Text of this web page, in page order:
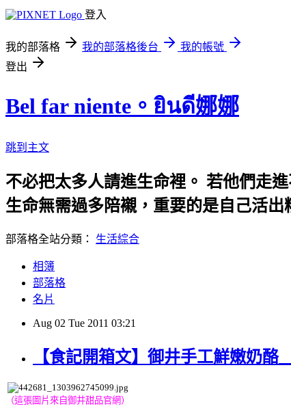
登入
我的部落格 我的部落格後台
我的帳號
登出
Bel far niente。ยินดี娜娜
跳到主文
不必把太多人請進生命裡。 若他們走
生命無需過多陪襯，重要的是自己活出
部落格全站分類： 生活綜合
相簿
部落格
名片
Aug 02 Tue 2011 03:21
【食記開箱文】御井手工鮮嫩奶
（這張圖片來自御井甜品官網）